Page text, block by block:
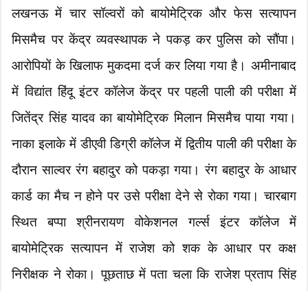
लखनऊ में चार सॉल्वरों को बायोमेट्रिक और फेस सत्यापन
मिसमैच पर केंद्र व्यवस्थापक ने पकड़ कर पुलिस को सौंपा।
आरोपियों के खिलाफ मुकदमा दर्ज कर लिया गया है। अमीनाबाद
में विद्यांत हिंदू इंटर कॉलेज केंद्र पर पहली पाली की परीक्षा में
जितेंद्र सिंह यादव का बायोमेट्रिक मिलान मिसमैच पाया गया।
नाका इलाके में डीएवी डिग्री कॉलेज में द्वितीय पाली की परीक्षा के
दौरान साल्वर रंग बहादुर को पकड़ा गया। रंग बहादुर के आधार
कार्ड का मैच न होने पर उसे परीक्षा देने से रोका गया। चारबाग
स्थित बप्पा श्रीनरायण वोकेशनल गर्ल्स इंटर कॉलेज में
बायोमेट्रिक सत्यापन में राजेश को शक के आधार पर कक्ष
निरीक्षक ने रोका। पूछताछ में पता चला कि राजेश प्रताप सिंह